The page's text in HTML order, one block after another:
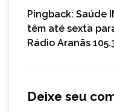
Pingback: Saúde
têm até sexta
Rádio Aranãs
Deixe seu